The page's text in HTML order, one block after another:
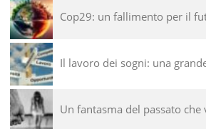
Cop29: un fallimento per il
Il lavoro dei sogni: una
Un fantasma del passato